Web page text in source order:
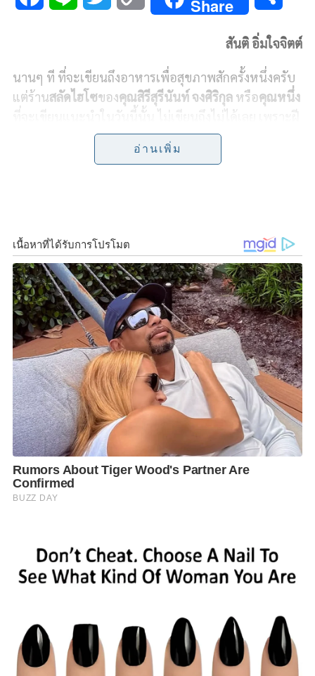
e
b
e
t
e
r
y
L
i
n
Share
a
r
สันติ อิ่มใจจิตต์
นานๆ ที ที่จะเขียนถึงอาหารเพื่อสุขภาพสักครั้งหนึ่งครับ
แต่ร้านสลัดไฮโซของคุณสิรีสุรีนันท์ จงศิริกุลหรือคุณหนึ่ง
ไม้ลายมือในการเลือกวัตถุดิบ ผักสดต่างๆ และน้ำสลัดนั้น
หาที่ไหนเทียบได้ยากมาก จนได้รับรางวัลผลิตภัณฑ์
คุณหนึ่งเป็นชาวกรุงเทพฯ แต่มีภาระที่จะต้องไปอยู่อาศัย
ที่จังหวัดเชียงราย ก่อนที่จะเดินทางไปนั้นคุณแม่ศรีที่อยู่
ใกล้ๆ บ้าน ได้สอนให้สูตรการทำน้ำสลัดแบบออริจินอล
ให้ เผื่อว่ามีเวลาว่างๆ ที่เชียงรายจะได้ทำทานเอง
แต่เมื่อไปอยู่จริงๆ แล้ว เวลาที่เหงาก็ทำสลัดแจกเพื่อน
บ้าน ใครๆ ก็ชมว่าอร่อยมาก จึงได้ทำออกมาขายที่กาด
หลวงเริ่มทำตั้งแต่ใส่กล่องโฟม น้ำสลัดใส่ถุงผูกยาง แรกๆ
ขายได้วันละ 20 กล่อง ต่อจากนั้นไม่ถึง 6 เดือน เพิ่มเป็น
วันละ 400 กล่อง เพราะได้คิดสูตรของน้ำสลัดเพิ่มขึ้นด้วย
ตัวเองให้เป็นรสชาติแบบไทยๆ ถูกปาก และได้ไปเสนอ
ขายที่โรงพยาบาลเชียงรายประชานุเคราะห์ ซึ่งเป็นโรง
พยาบาลที่มีโภชนการดีมาก ก็ได้รับการต้อนรับเป็นอย่าง
ดี จนเป็นร้านต้นแบบของโรงพยาบาล
เองมาทำสลัดขายที่หลังกระทรวงการคลัง แรกๆ ก็ไม่กล้า
เพราะคิดว่าเรามาจากบ้านนอก แต่ขายไปขายมาคนที่ซื้อ
กันไป จนสถานีโทรทัศน์หลายแห่งเชิญไปออกรายการ
โดยออกรายการตลาดสดสนามเป้า ได้ตั้งชื่อว่าสลัดของ
คุณหนึ่งว่าสลัดไฮโซ
อ่านเพิ่ม